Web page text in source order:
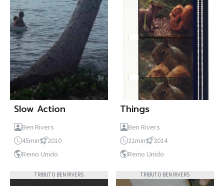
Slow Action
Ben Rivers
45min
2010
Reino Unido
Things
Ben Rivers
21min
2014
Reino Unido
TRIBUTO BEN RIVERS TRIBUTO BEN RIVERS